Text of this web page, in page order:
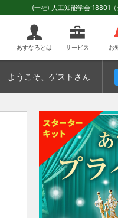
(一社) 人工知能学会:18801
あすなろとは サービス お
ようこそ 、ゲストさん